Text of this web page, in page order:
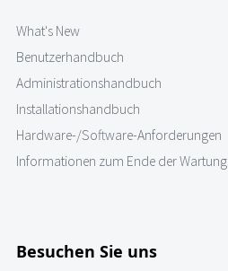
What's New
Benutzerhandbuch
Administrationshandbuch
Installationshandbuch
Hardware-/Software-Anforderungen
Informationen zum Ende der Wartung
Besuchen Sie uns